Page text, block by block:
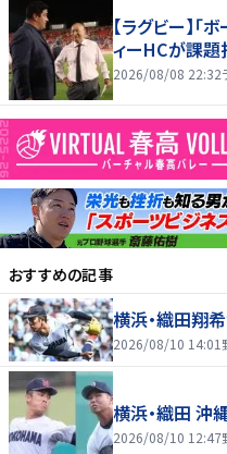
【ラグビー】「
ィーHCが課
2026/08/08 22:32
おすすめの記事
横浜・織田翔
2026/08/10 14:01
横浜・織田 沖
2026/08/10 12:47